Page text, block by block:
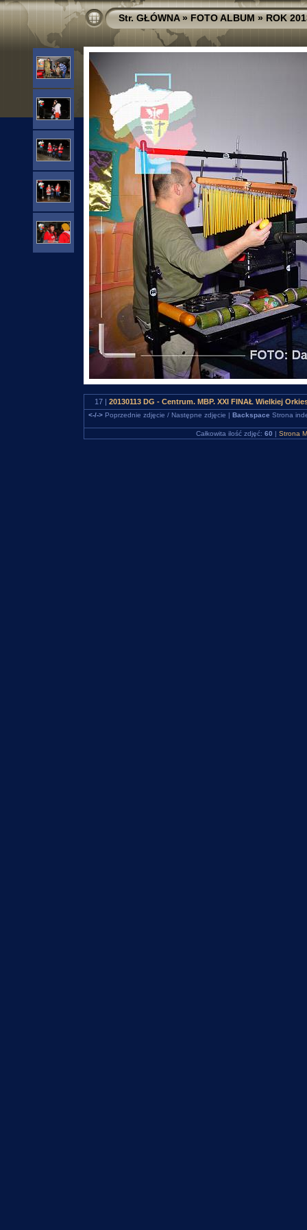
Str. GŁÓWNA»FOTO ALBUM»ROK
17 | 20130113 DG - Centrum. MBP. XXI FINAŁ Wielkiej
<-/->Poprzednie zdjęcie / Następne zdjęcie | Backspace Strona
Całkowita ilość zdjęć: 60 | Strona